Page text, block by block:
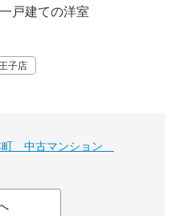
子店
町 中古マンション